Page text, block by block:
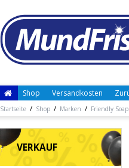
Shop Versandkosten
Startseite / Shop / Marken / Friendly Soap
VERKAUF